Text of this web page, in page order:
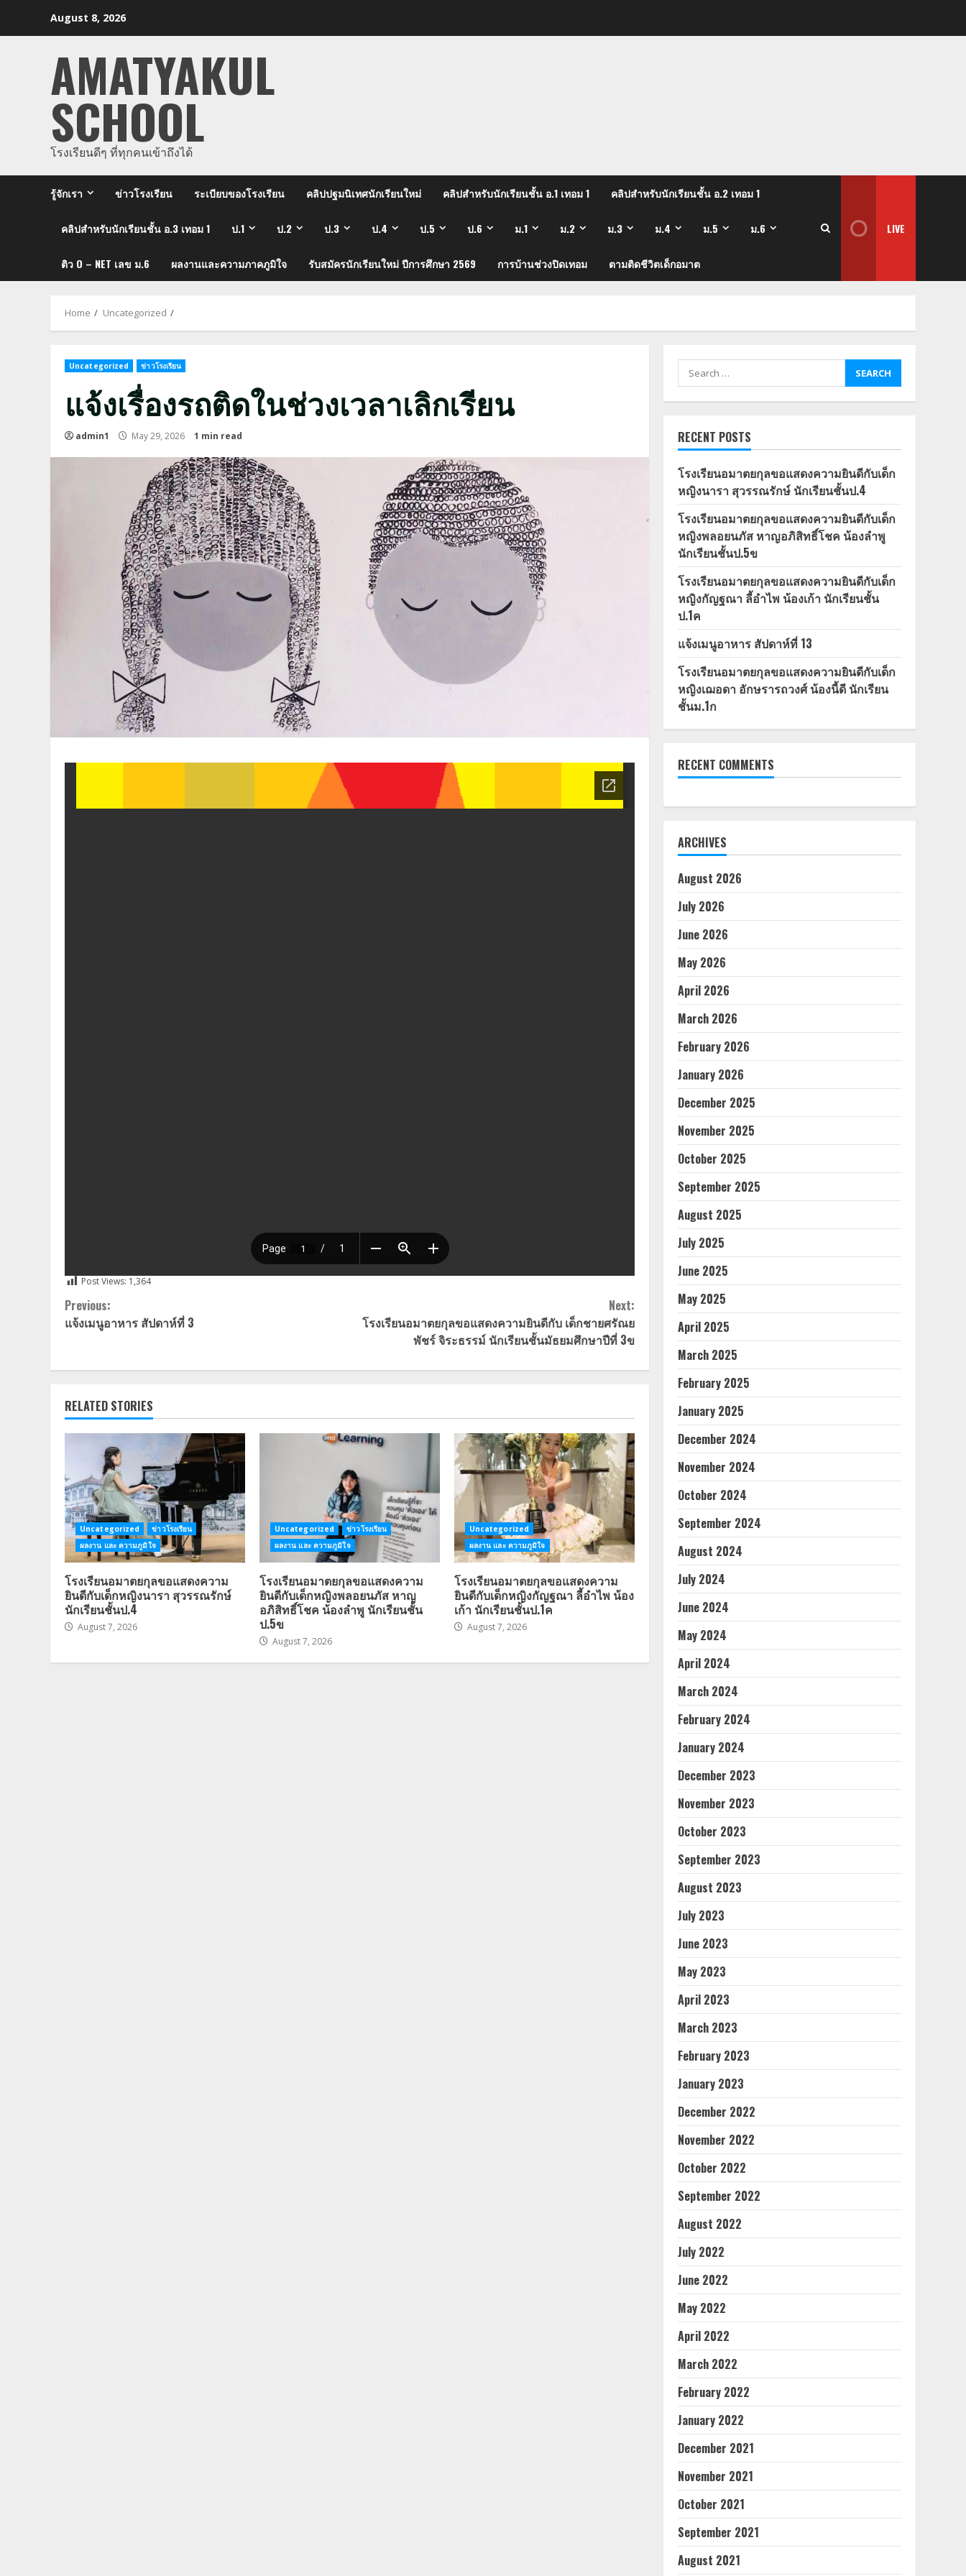
August 8, 2026
AMATYAKUL
SCHOOL
โรงเรียนดีๆ ที่ทุกคนเข้าถึงได้
รู้จักเรา ข่าวโรงเรียน ระเบียบของโรงเรียน คลิปปฐมนิเทศนักเรียนใหม่ คลิปสำหรับนักเรียนชั้น อ.1 เทอม 1 คลิปสำหรับนักเรียนชั้น อ.2 เทอม 1
คลิปสำหรับนักเรียนชั้น อ.3 เทอม 1 ป.1 ป.2 ป.3 ป.4 ป.5 ป.6 ม.1 ม.2 ม.3 ม.4 ม.5 ม.6
ติว O – NET เลข ม.6 ผลงานและความภาคภูมิใจ รับสมัครนักเรียนใหม่ ปีการศึกษา 2569 การบ้านช่วงปิดเทอม ตามติดชีวิตเด็กอมาต
LIVE
Home Uncategorized
Uncategorized ข่าวโรงเรียน
แจ้งเรื่องรถติดในช่วงเวลาเลิกเรียน
admin1 May 29, 2026 1 min read
Post Views: 1,364
Continue
Reading
Previous:
แจ้งเมนูอาหาร สัปดาห์ที่ 3
Next:
โรงเรียนอมาตยกุลขอแสดงความยินดีกับ เด็กชายศรัณย
พัชร์ จิระธรรม์ นักเรียนชั้นมัธยมศึกษาปีที่ 3ข
RELATED STORIES
Uncategorized
ข่าวโรงเรียน
ผลงาน และ ความภูมิใจ
โรงเรียนอมาตยกุลขอแสดงความ
ยินดีกับเด็กหญิงนารา สุวรรณรักษ์
นักเรียนชั้นป.4
August 7, 2026
Uncategorized
ข่าวโรงเรียน
ผลงาน และ ความภูมิใจ
โรงเรียนอมาตยกุลขอแสดงความ
ยินดีกับเด็กหญิงพลอยนภัส หาญ
อภิสิทธิ์โชค น้องลำพู นักเรียนชั้น
ป.5ข
August 7, 2026
Uncategorized
ผลงาน และ ความภูมิใจ
โรงเรียนอมาตยกุลขอแสดงความ
ยินดีกับเด็กหญิงกัญฐณา ลี้อำไพ น้อง
เก้า นักเรียนชั้นป.1ค
August 7, 2026
Search
for:
RECENT POSTS
โรงเรียนอมาตยกุลขอแสดงความยินดีกับเด็ก
หญิงนารา สุวรรณรักษ์ นักเรียนชั้นป.4
โรงเรียนอมาตยกุลขอแสดงความยินดีกับเด็ก
หญิงพลอยนภัส หาญอภิสิทธิ์โชค น้องลำพู
นักเรียนชั้นป.5ข
โรงเรียนอมาตยกุลขอแสดงความยินดีกับเด็ก
หญิงกัญฐณา ลี้อำไพ น้องเก้า นักเรียนชั้น
ป.1ค
แจ้งเมนูอาหาร สัปดาห์ที่ 13
โรงเรียนอมาตยกุลขอแสดงความยินดีกับเด็ก
หญิงเฌอดา อักษรารถวงศ์ น้องนี้ดี นักเรียน
ชั้นม.1ก
RECENT COMMENTS
ARCHIVES
August 2026
July 2026
June 2026
May 2026
April 2026
March 2026
February 2026
January 2026
December 2025
November 2025
October 2025
September 2025
August 2025
July 2025
June 2025
May 2025
April 2025
March 2025
February 2025
January 2025
December 2024
November 2024
October 2024
September 2024
August 2024
July 2024
June 2024
May 2024
April 2024
March 2024
February 2024
January 2024
December 2023
November 2023
October 2023
September 2023
August 2023
July 2023
June 2023
May 2023
April 2023
March 2023
February 2023
January 2023
December 2022
November 2022
October 2022
September 2022
August 2022
July 2022
June 2022
May 2022
April 2022
March 2022
February 2022
January 2022
December 2021
November 2021
October 2021
September 2021
August 2021